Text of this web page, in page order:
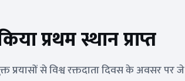
प्रथम स्थान प्राप्त
प्रयासों से विश्व रक्तदाता दिवस के अवसर पर जे